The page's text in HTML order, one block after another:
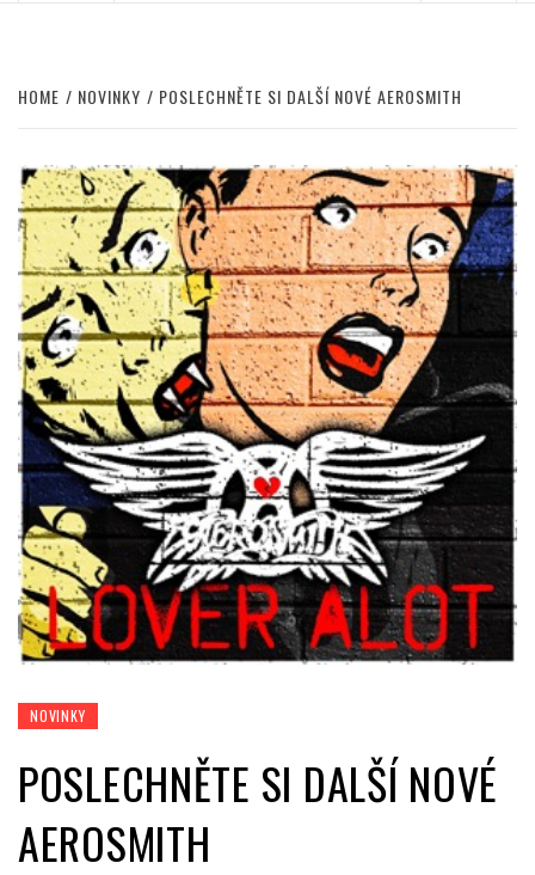
HOME NOVINKY POSLECHNĚTE SI DALŠÍ NOVÉ AEROSMITH
NOVINKY
POSLECHNĚTE SI DALŠÍ NOVÉ
AEROSMITH